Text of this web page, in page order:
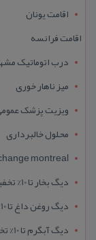
اقامت یونان
اقامت فرانسه
درب اتوماتیک
میز ناهار خوری
ویزیت پزشک
محلول خالبرداری
montreal
دیگ بخار تا 10% تخفیف
دیگ روغن داغ تا 10% تخفیف
دیگ آبگرم تا 10% تخفیف